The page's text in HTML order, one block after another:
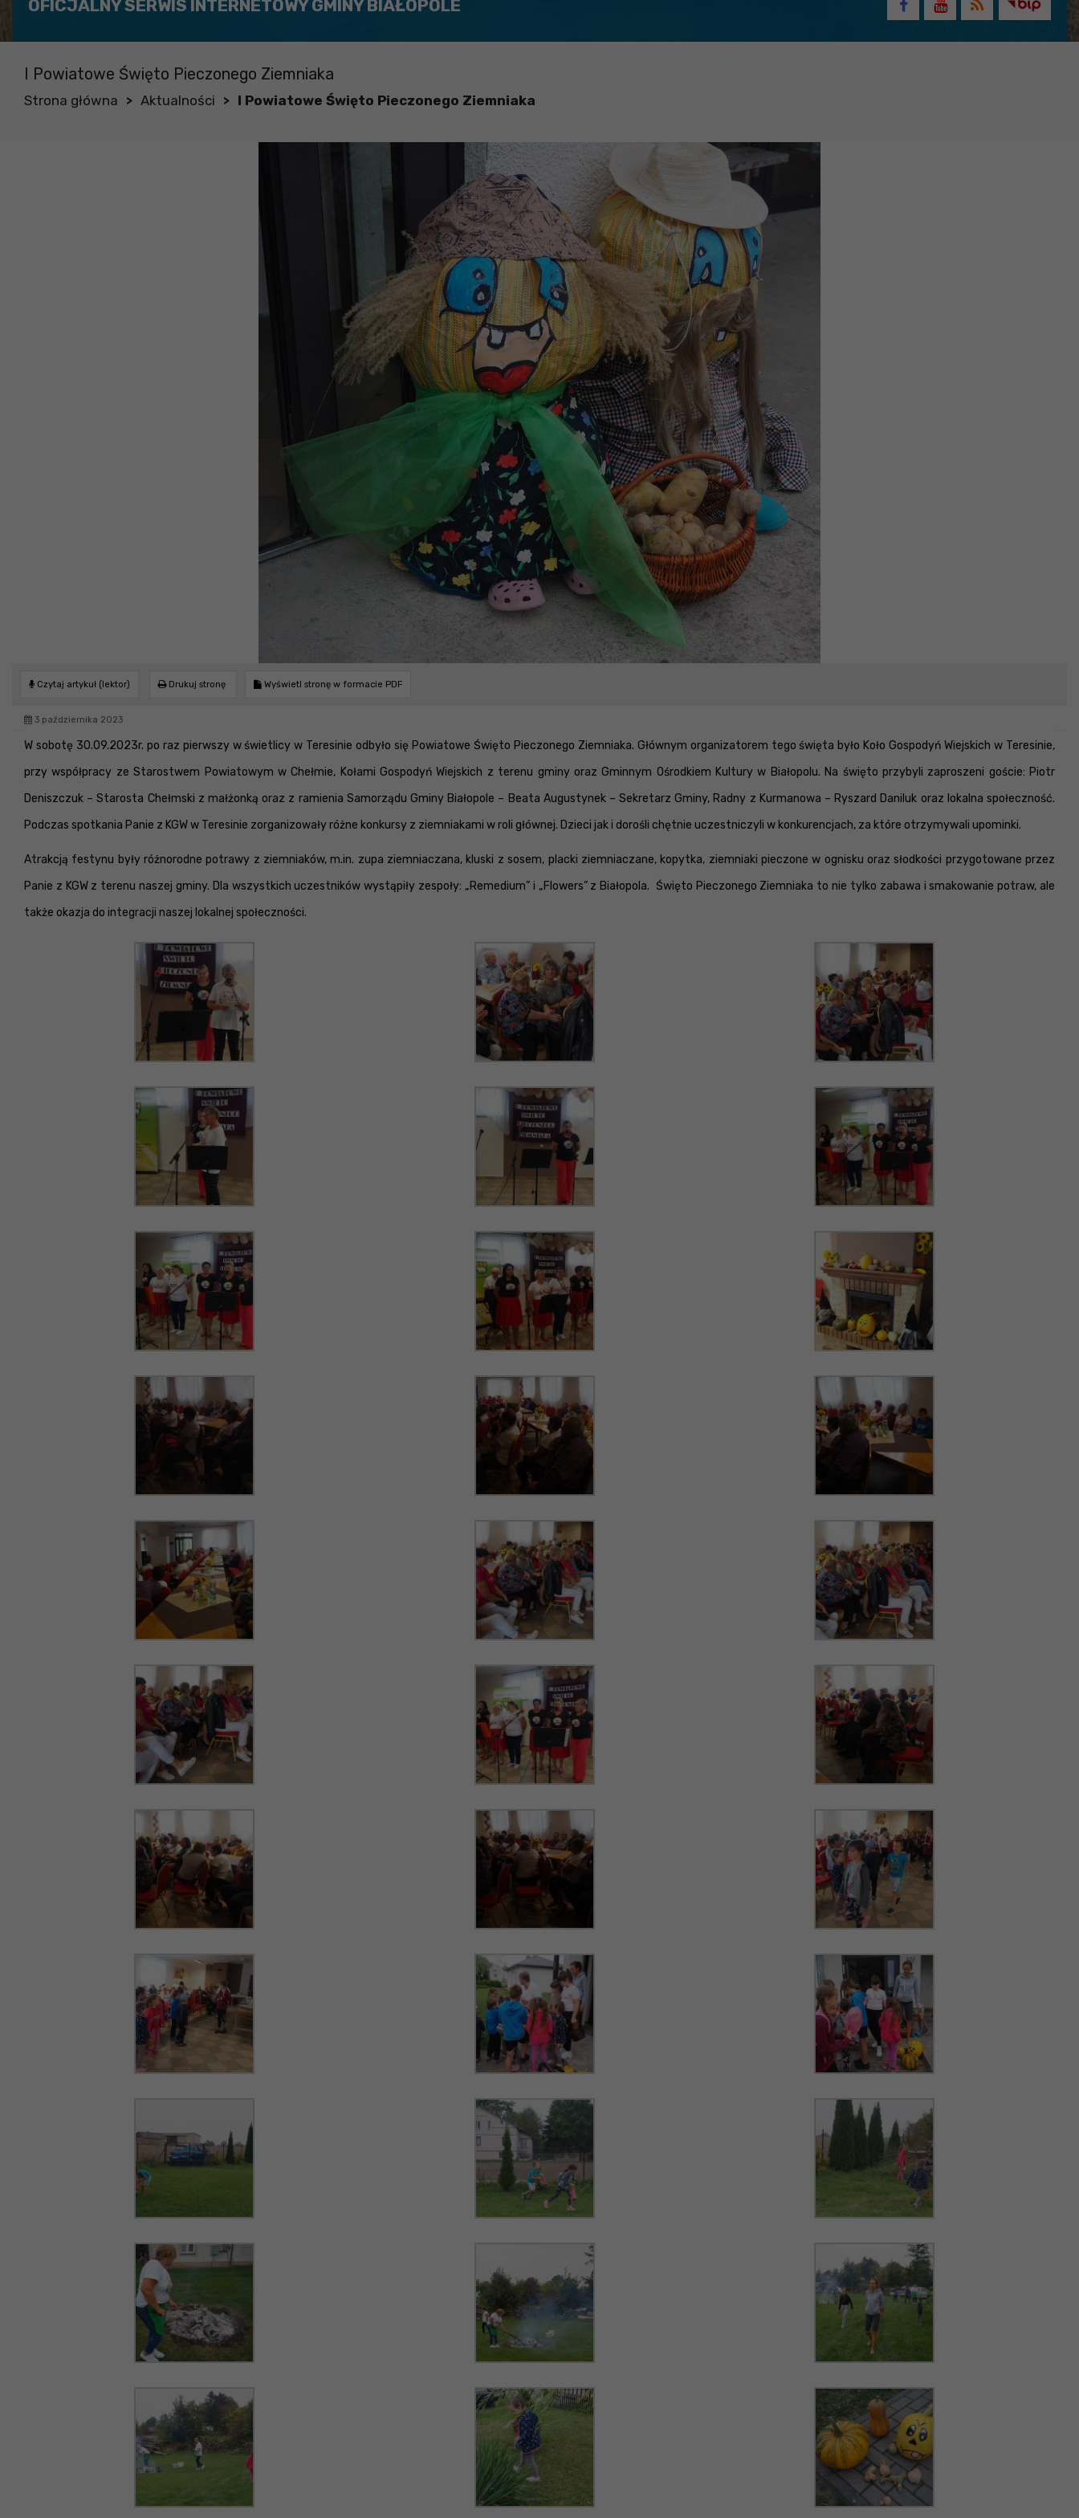
OFICJALNY SERWIS INTERNETOWY GMINY BIAŁOPOLE
I Powiatowe Święto Pieczonego Ziemniaka
Strona główna > Aktualności > I Powiatowe Święto Pieczonego Ziemniaka
Czytaj artykuł (lektor) Drukuj stronę Wyświetl stronę w formacie PDF
3 października 2023
W sobotę 30.09.2023r. po raz pierwszy w świetlicy w Teresinie odbyło się Powiatowe Święto Pieczonego Ziemniaka. Głównym organizatorem tego święta było Koło Gospodyń Wiejskich w Teresinie,
przy współpracy ze Starostwem Powiatowym w Chełmie, Kołami Gospodyń Wiejskich z terenu gminy oraz Gminnym Ośrodkiem Kultury w Białopolu. Na święto przybyli zaproszeni goście: Piotr
Deniszczuk – Starosta Chełmski z małżonką oraz z ramienia Samorządu Gminy Białopole – Beata Augustynek – Sekretarz Gminy, Radny z Kurmanowa – Ryszard Daniluk oraz lokalna społeczność.
Podczas spotkania Panie z KGW w Teresinie zorganizowały różne konkursy z ziemniakami w roli głównej. Dzieci jak i dorośli chętnie uczestniczyli w konkurencjach, za które otrzymywali upominki.
Atrakcją festynu były różnorodne potrawy z ziemniaków, m.in. zupa ziemniaczana, kluski z sosem, placki ziemniaczane, kopytka, ziemniaki pieczone w ognisku oraz słodkości przygotowane przez
Panie z KGW z terenu naszej gminy. Dla wszystkich uczestników wystąpiły zespoły: „Remedium” i „Flowers” z Białopola. Święto Pieczonego Ziemniaka to nie tylko zabawa i smakowanie potraw, ale
także okazja do integracji naszej lokalnej społeczności.